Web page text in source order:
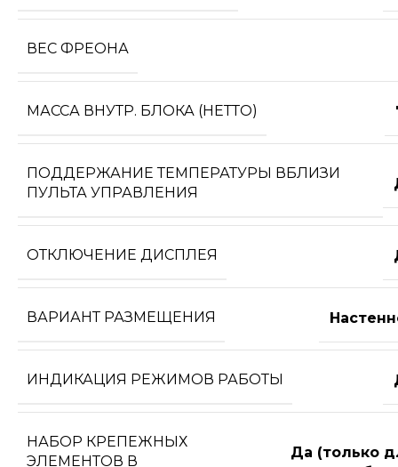
ВЕС ФРЕОНА
МАССА ВНУТР. БЛОКА (НЕТТО)
ПОДДЕРЖАНИЕ ТЕМПЕРАТУРЫ ВБЛИЗИ
ПУЛЬТА УПРАВЛЕНИЯ
ОТКЛЮЧЕНИЕ ДИСПЛЕЯ
ВАРИАНТ РАЗМЕЩЕНИЯ
ИНДИКАЦИЯ РЕЖИМОВ РАБОТЫ
НАБОР КРЕПЕЖНЫХ
ЭЛЕМЕНТОВ В
Да (только